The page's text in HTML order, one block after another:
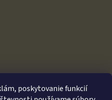
poskytovanie funkcií